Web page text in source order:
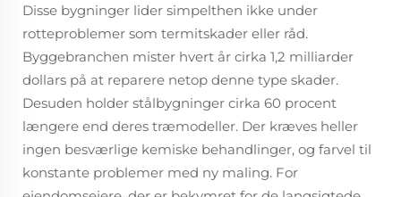
Disse bygninger lider simpelthen ikke under
rotteproblemer som termitskader eller råd.
Byggebranchen mister hvert år cirka 1,2 milliarder
dollars på at reparere netop denne type skader.
Desuden holder stålbygninger cirka 60 procent
længere end deres træmodeller. Der kræves heller
ingen besværlige kemiske behandlinger, og farvel til
konstante problemer med ny maling. For